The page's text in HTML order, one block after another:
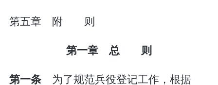
第五章 附 则
第一章 总 则
第一条 为了规范兵役登记工作，根据